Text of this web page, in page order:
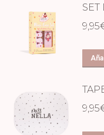
9,95
9,95